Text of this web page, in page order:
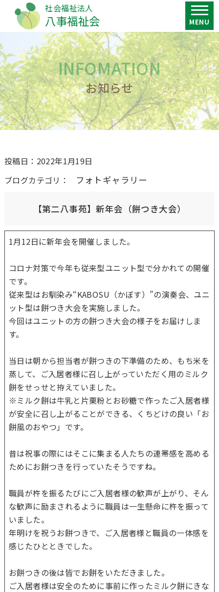
社会福祉法人
八事福祉会
HOME
介護相談窓口
法人概要
施設紹介・アクセス
特別養護老人ホーム 八事苑
特別養護老人ホーム 第二八事苑
ユニット型特別養護老人ホーム 第二八
八事苑 デイサービスセンター
居宅介護支援事業所 八事苑
名古屋市天白区西部いきいき支援センタ
ー
なんでも相談処 八福
料金一覧
よくある質問
お知らせ
お知らせ
INFOMATION
投稿日：2022年1月19日
ブログカテゴリ：
フォトギャラリー
【第二八事苑】新年会（餅つき大会）
1月12日に新年会を開催しました。
コロナ対策で今年も従来型ユニット型で分かれての開催
です。
従来型はお馴染み“KABOSU（かぼす）”の演奏会、ユニ
ット型は餅つき大会を実施しました。
今回はユニットの方の餅つき大会の様子をお届けしま
す。
当日は朝から担当者が餅つきの下準備のため、もち米を
蒸して、ご入居者様に召し上がっていただく用のミルク
餅をせっせと拵えていました。
※ミルク餅は牛乳と片栗粉とお砂糖で作ったご入居者様
が安全に召し上がることができる、くちどけの良い「お
餅風のおやつ」です。
昔は祝事の際にはそこに集まる人たちの連帯感を高める
ためにお餅つきを行っていたそうですね。
職員が杵を振るたびにご入居者様の歓声が上がり、そん
な歓声に励まされるように職員は一生懸命に杵を振って
いました。
年明けを祝うお餅つきで、ご入居者様と職員の一体感を
感じたひとときでした。
お餅つきの後は皆でお餅をいただきました。
ご入居者様は安全のために事前に作ったミルク餅にきな